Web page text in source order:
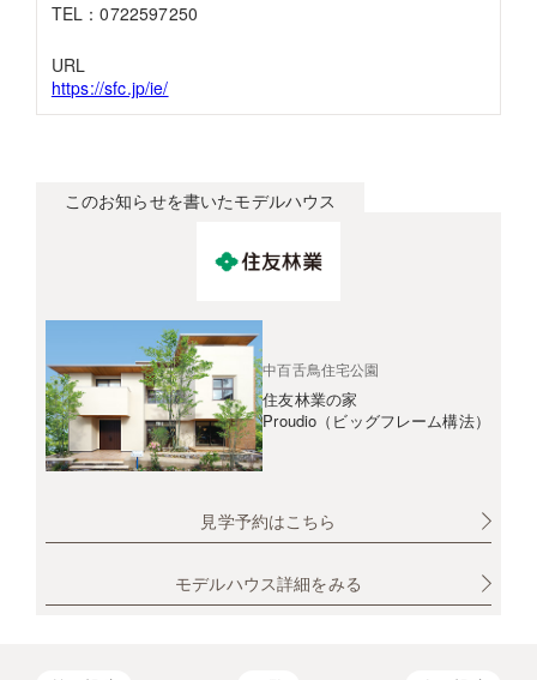
TEL：0722597250
URL
https://sfc.jp/ie/
このお知らせを書いたモデルハウス
中百舌鳥住宅公園
住友林業の家
Proudio（ビッグフレーム構法）
見学予約はこちら
モデルハウス詳細をみる